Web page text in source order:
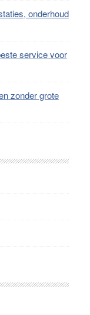
onderhoud
service voor
zonder grote